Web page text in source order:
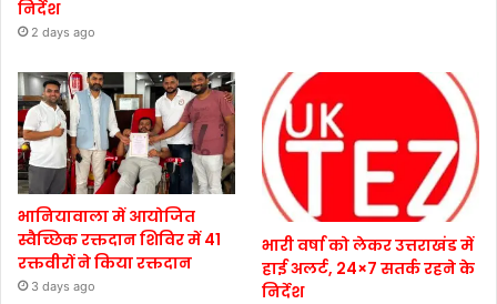
निर्देश
2 days ago
भानियावाला में आयोजित
स्वैच्छिक रक्तदान शिविर में 41
रक्तवीरों ने किया रक्तदान
3 days ago
भारी वर्षा को लेकर उत्तराखंड में
हाई अलर्ट, 24×7 सतर्क रहने के
निर्देश